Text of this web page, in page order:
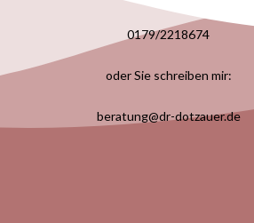
0179/2218674
oder Sie schreiben mir:
beratung@dr-dotzauer.de